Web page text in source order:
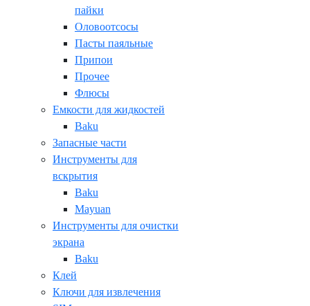
пайки
Оловоотсосы
Пасты паяльные
Припои
Прочее
Флюсы
Емкости для жидкостей
Baku
Запасные части
Инструменты для
вскрытия
Baku
Mayuan
Инструменты для очистки
экрана
Baku
Клей
Ключи для извлечения